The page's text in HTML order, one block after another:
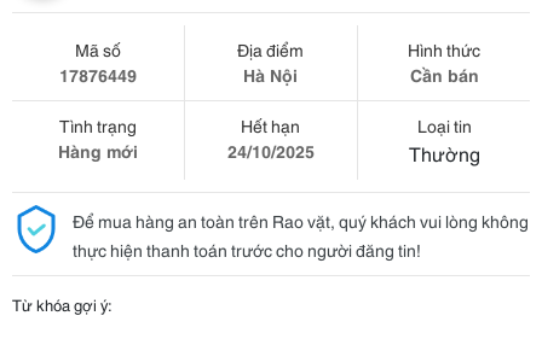
Mã số
17876449
Địa điểm
Hà Nội
Hình thức
Cần bán
Tình trạng
Hàng mới
Hết hạn
24/10/2025
Loại tin
Thường
Để mua hàng an toàn trên Rao vặt, quý khách vui lòng không
thực hiện thanh toán trước cho người đăng tin!
Từ khóa gợi ý: